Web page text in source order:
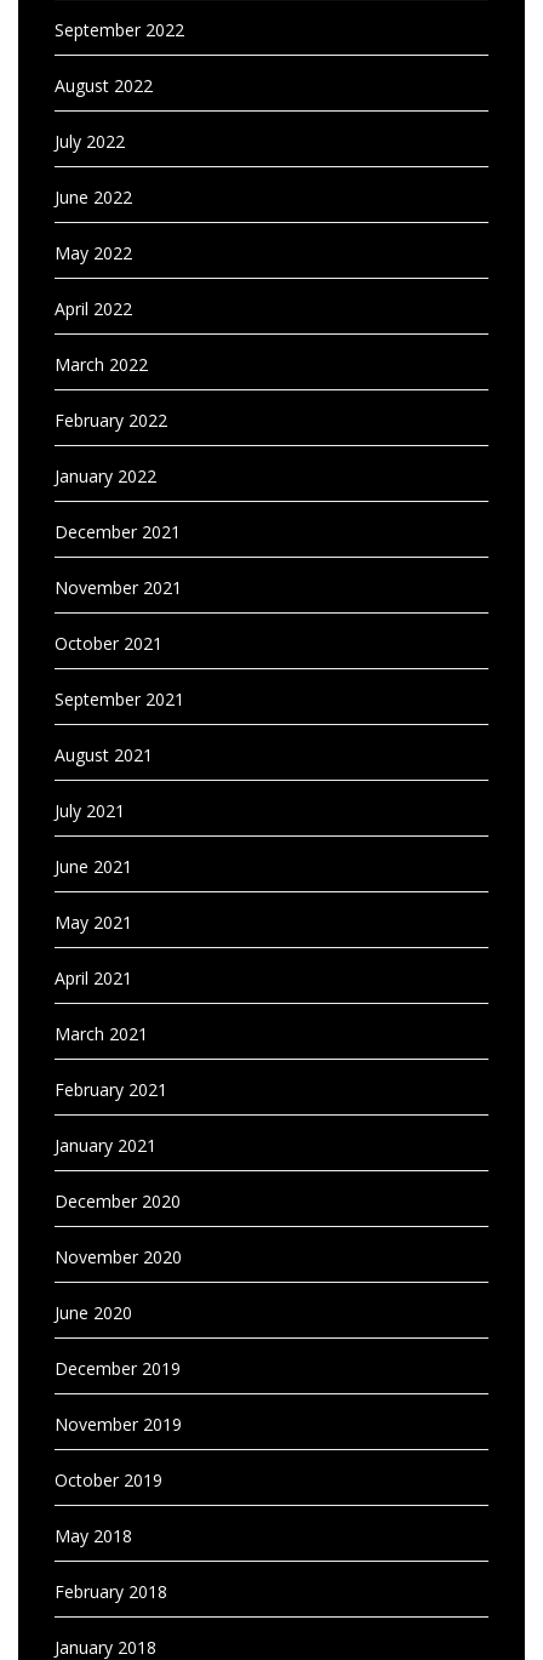
September 2022
August 2022
July 2022
June 2022
May 2022
April 2022
March 2022
February 2022
January 2022
December 2021
November 2021
October 2021
September 2021
August 2021
July 2021
June 2021
May 2021
April 2021
March 2021
February 2021
January 2021
December 2020
November 2020
June 2020
December 2019
November 2019
October 2019
May 2018
February 2018
January 2018